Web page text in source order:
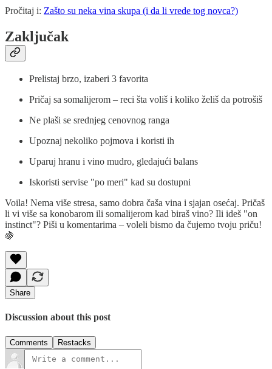
Pročitaj i: Zašto su neka vina skupa (i da li vrede tog novca?)
Zaključak
Prelistaj brzo, izaberi 3 favorita
Pričaj sa somalijerom – reci šta voliš i koliko želiš da potrošiš
Ne plaši se srednjeg cenovnog ranga
Upoznaj nekoliko pojmova i koristi ih
Uparuj hranu i vino mudro, gledajući balans
Iskoristi servise "po meri" kad su dostupni
Voila! Nema više stresa, samo dobra čaša vina i sjajan osećaj. Pričaš
li vi više sa konobarom ili somalijerom kad biraš vino? Ili ideš "on
instinct"? Piši u komentarima – voleli bismo da čujemo tvoju priču!
🍇
Share
Discussion about this post
Comments Restacks